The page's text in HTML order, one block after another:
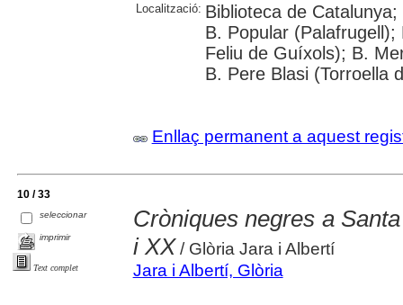
Localització: Biblioteca de
B. Popular
Feliu de Guíxols); B.
B. Pere Blasi (Torroella
Enllaç permanent a aquest
10 / 33
seleccionar
imprimir
Text complet
Cròniques negres a
i XX / Glòria Jara i Albertí
Jara i Albertí, Glòria